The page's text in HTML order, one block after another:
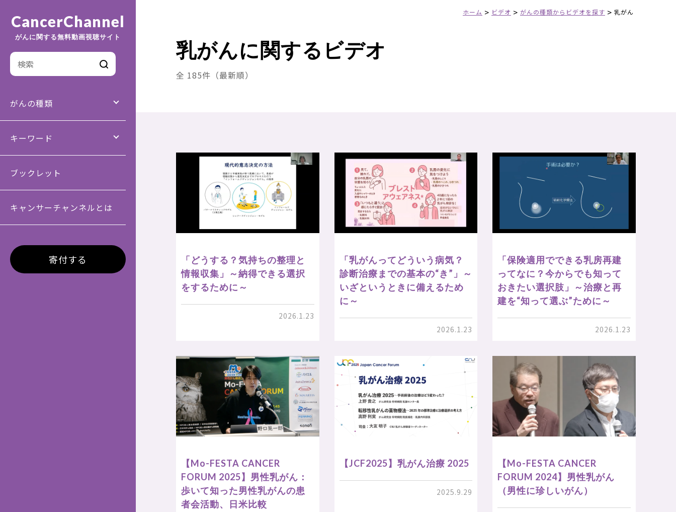
CancerChannel
がんに関する無料動画視聴サイト
がんの種類
キーワード
ブックレット
キャンサーチャンネルとは
寄付する
ホーム > ビデオ > がんの種類からビデオを探す > 乳がん
乳がんに関するビデオ
全 185件（最新順）
「どうする？気持ちの整理と
情報収集」～納得できる選択
をするために～
2026.1.23
「乳がんってどういう病気？
診断治療までの基本の“き”」～
いざというときに備えるため
に～
2026.1.23
「保険適用でできる乳房再建
ってなに？今からでも知って
おきたい選択肢」～治療と再
建を“知って選ぶ”ために～
2026.1.23
【Mo-FESTA CANCER
FORUM 2025】男性乳がん：
歩いて知った男性乳がんの患
者会活動、日米比較
【JCF2025】乳がん治療 2025
2025.9.29
【Mo-FESTA CANCER
FORUM 2024】男性乳がん
（男性に珍しいがん）